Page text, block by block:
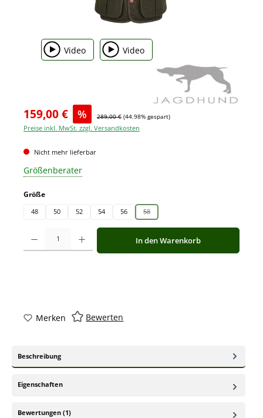
Video Video
159,00 € % 289,00 € (44.98% gespart)
Preise inkl. MwSt. zzgl. Versandkosten
Nicht mehr lieferbar
Größenberater
Größeauswählen
48 50 52 54 56 58
(Diese Option ist zurzeit nicht verfügbar.)
Produkt Anzahl: Gib den gewünschten Wert ein oder benutze die
In den Warenkorb
Merken Bewerten
Beschreibung
Eigenschaften
Bewertungen (1)